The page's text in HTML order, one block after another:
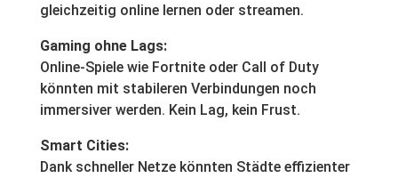
gleichzeitig online lernen oder streamen.
Gaming ohne Lags:
Online-Spiele wie Fortnite oder Call of Duty
könnten mit stabileren Verbindungen noch
immersiver werden. Kein Lag, kein Frust.
Smart Cities:
Dank schneller Netze könnten Städte effizienter